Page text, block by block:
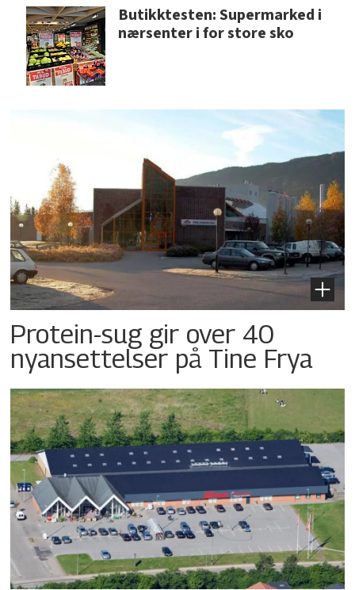
Butikktesten: Supermarked i
nærsenter i for store sko
Protein-sug gir over 40
nyansettelser på Tine Frya